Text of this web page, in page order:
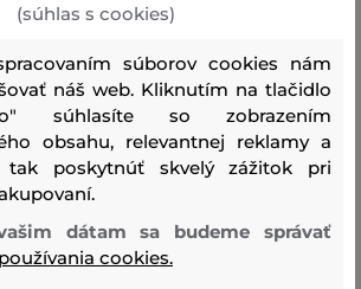
Dostupné veľkosti:
(súhlas s cookies)
súborov cookies nám
náš web. Kliknutím na tlačidlo
súhlasíte so zobrazením
obsahu, relevantnej reklamy a
tak poskytnúť skvelý zážitok pri
dátam sa budeme správať
cookies.